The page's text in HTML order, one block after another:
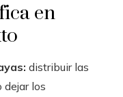
en
distribuir las
dejar los